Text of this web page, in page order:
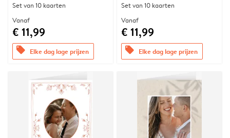
Set van 10 kaarten
Vanaf
€ 11,99
offers Elke dag lage prijzen
Set van 10 kaarten
Vanaf
€ 11,99
offers Elke dag lage prijzen